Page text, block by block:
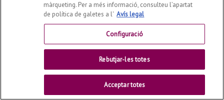
Xarxes socials
màrqueting. Per a més informació, consulteu l’apartat
de política de galetes a l' Avís legal
Configuració
Rebutjar-les totes
Acceptar totes